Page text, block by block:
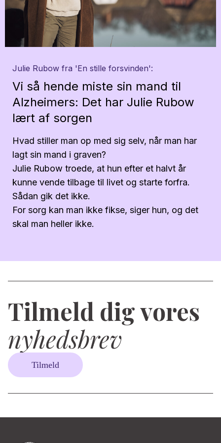
Julie Rubow fra 'En stille forsvinden':
Vi så hende miste sin mand til
Alzheimers: Det har Julie Rubow
lært af sorgen
Hvad stiller man op med sig selv, når man har
lagt sin mand i graven?
Julie Rubow troede, at hun efter et halvt år
kunne vende tilbage til livet og starte forfra.
Sådan gik det ikke.
For sorg kan man ikke fikse, siger hun, og det
skal man heller ikke.
Tilmeld dig vores
nyhedsbrev
Tilmeld